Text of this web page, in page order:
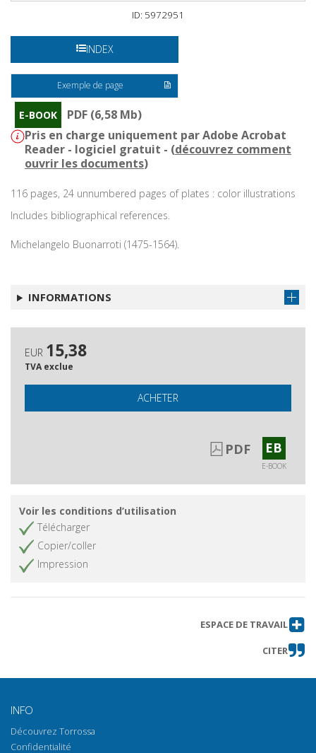
ID: 5972951
INDEX
Exemple de page
E-BOOK
PDF (6,58 Mb)
Pris en charge uniquement par Adobe Acrobat
Reader - logiciel gratuit - (découvrez comment
ouvrir les documents)
116 pages, 24 unnumbered pages of plates : color illustrations
Includes bibliographical references.
Michelangelo Buonarroti (1475-1564).
INFORMATIONS
EUR 15,38
TVA exclue
ACHETER
PDF EB
E-BOOK
Voir les conditions d’utilisation
Télécharger
Copier/coller
Impression
ESPACE DE TRAVAIL
CITER
INFO
Découvrez Torrossa
Confidentialité